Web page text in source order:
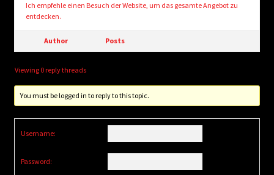
Ich empfehle einen Besuch der Website, um das gesamte Angebot zu
entdecken.
Author Posts
Viewing 0 reply threads
You must be logged in to reply to this topic.
Username:
Password: